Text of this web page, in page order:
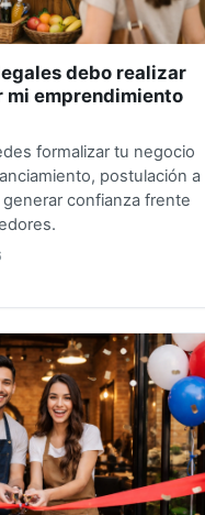
debo realizar
mi emprendimiento
formalizar tu negocio
postulación a
confianza frente